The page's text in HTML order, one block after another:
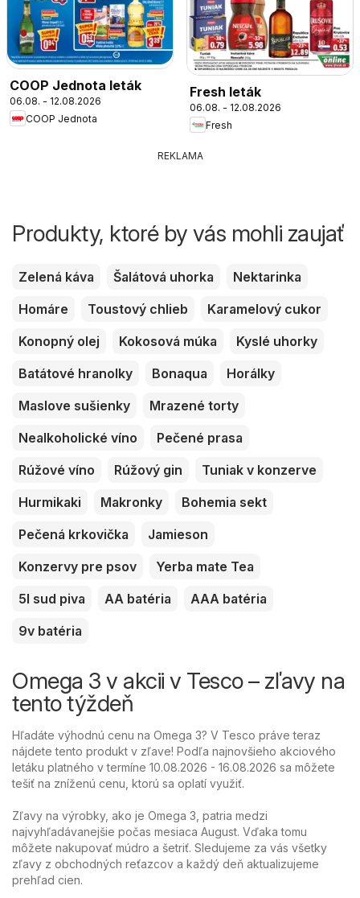
COOP Jednota leták
06.08. - 12.08.2026
COOP Jednota
Fresh leták
06.08. - 12.08.2026
Fresh
REKLAMA
Produkty, ktoré by vás mohli zaujať
Zelená káva Šalátová uhorka
Nektarinka
Homáre
Toustový chlieb
Karamelový cukor
Konopný olej
Kokosová múka
Kyslé uhorky
Batátové hranolky
Bonaqua
Horálky
Maslove sušienky
Mrazené torty
Nealkoholické víno
Pečené prasa
Rúžové víno
Rúžový gin
Tuniak v konzerve
Hurmikaki
Makronky
Bohemia sekt
Pečená krkovička
Jamieson
Konzervy pre psov
Yerba mate Tea
5l sud piva
AA batéria
AAA batéria
9v batéria
Omega 3 v akcii v Tesco – zľavy na
tento týždeň
Hľadáte výhodnú cenu na Omega 3? V Tesco práve teraz
nájdete tento produkt v zľave! Podľa najnovšieho akciového
letáku platného v termíne 10.08.2026 - 16.08.2026 sa môžete
tešiť na zníženú cenu, ktorú sa oplatí využiť.
Zľavy na výrobky, ako je Omega 3, patria medzi
najvyhľadávanejšie počas mesiaca August. Vďaka tomu
môžete nakupovať múdro a šetriť. Sledujeme za vás všetky
zľavy z obchodných reťazcov a každý deň aktualizujeme
prehľad cien.